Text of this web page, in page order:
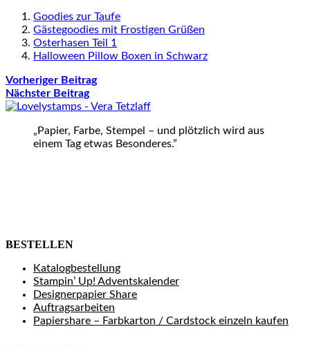
Goodies zur Taufe
Gästegoodies mit Frostigen Grüßen
Osterhasen Teil 1
Halloween Pillow Boxen in Schwarz
Vorheriger Beitrag
Nächster Beitrag
„Papier, Farbe, Stempel – und plötzlich wird aus
einem Tag etwas Besonderes.”
BESTELLEN
Katalogbestellung
Stampin’ Up! Adventskalender
Designerpapier Share
Auftragsarbeiten
Papiershare – Farbkarton / Cardstock einzeln kaufen